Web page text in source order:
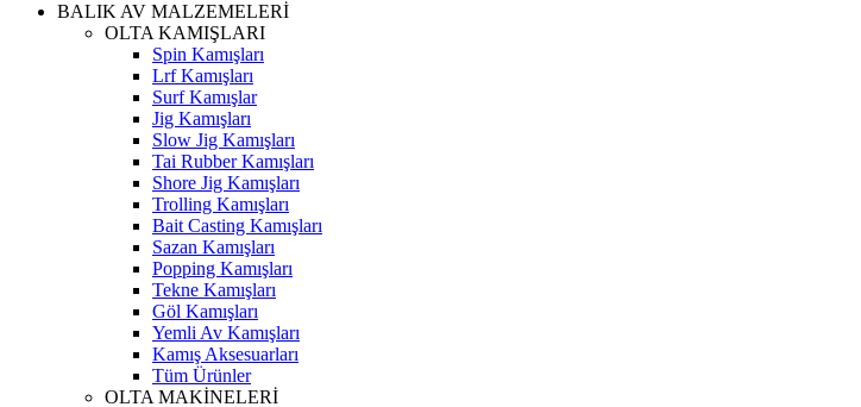
BALIK AV MALZEMELERİ
OLTA KAMIŞLARI
Spin Kamışları
Lrf Kamışları
Surf Kamışlar
Jig Kamışları
Slow Jig Kamışları
Tai Rubber Kamışları
Shore Jig Kamışları
Trolling Kamışları
Bait Casting Kamışları
Sazan Kamışları
Popping Kamışları
Tekne Kamışları
Göl Kamışları
Yemli Av Kamışları
Kamış Aksesuarları
Tüm Ürünler
OLTA MAKİNELERİ